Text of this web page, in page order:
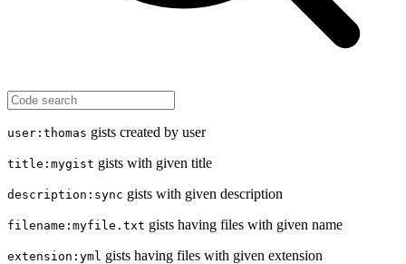
user:thomas gists created by user
title:mygist gists with given title
description:sync gists with given description
filename:myfile.txt gists having files with given name
extension:yml gists having files with given extension